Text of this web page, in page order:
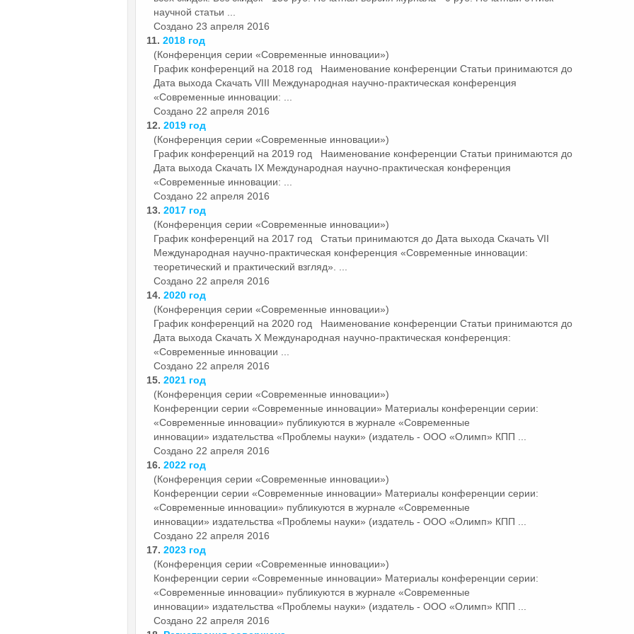
научной статьи ...
Создано 23 апреля 2016
11. 2018 год
(Конференция серии «Современные инновации»)
График конференций на 2018 год Наименование конференции Статьи принимаются до
Дата выхода Скачать VIII Международная научно-практическая конференция
«Современные инновации: ...
Создано 22 апреля 2016
12. 2019 год
(Конференция серии «Современные инновации»)
График конференций на 2019 год Наименование конференции Статьи принимаются до
Дата выхода Скачать IX Международная научно-практическая конференция
«Современные инновации: ...
Создано 22 апреля 2016
13. 2017 год
(Конференция серии «Современные инновации»)
График конференций на 2017 год Статьи принимаются до Дата выхода Скачать VII
Международная научно-практическая конференция «Современные инновации:
теоретический и практический взгляд». ...
Создано 22 апреля 2016
14. 2020 год
(Конференция серии «Современные инновации»)
График конференций на 2020 год Наименование конференции Статьи принимаются до
Дата выхода Скачать X Международная научно-практическая конференция:
«Современные инновации ...
Создано 22 апреля 2016
15. 2021 год
(Конференция серии «Современные инновации»)
Конференции серии «Современные инновации» Материалы конференции серии:
«Современные инновации» публикуются в журнале «Современные
инновации» издательства «Проблемы науки» (издатель - ООО «Олимп» КПП ...
Создано 22 апреля 2016
16. 2022 год
(Конференция серии «Современные инновации»)
Конференции серии «Современные инновации» Материалы конференции серии:
«Современные инновации» публикуются в журнале «Современные
инновации» издательства «Проблемы науки» (издатель - ООО «Олимп» КПП ...
Создано 22 апреля 2016
17. 2023 год
(Конференция серии «Современные инновации»)
Конференции серии «Современные инновации» Материалы конференции серии:
«Современные инновации» публикуются в журнале «Современные
инновации» издательства «Проблемы науки» (издатель - ООО «Олимп» КПП ...
Создано 22 апреля 2016